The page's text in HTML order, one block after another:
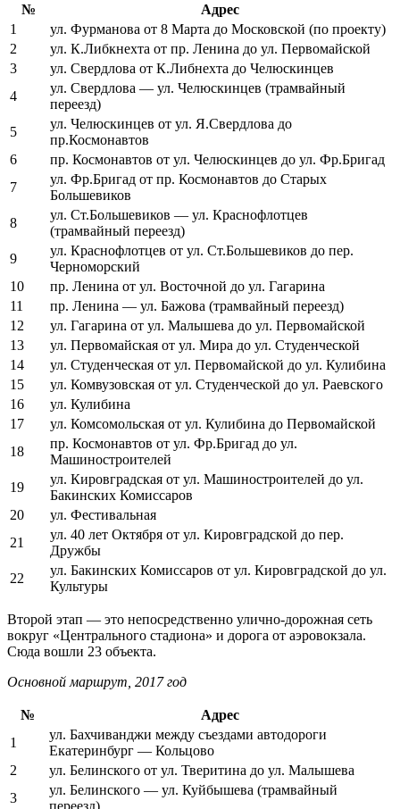
№
Адрес
1
ул. Фурманова от 8 Марта до Московской (по проекту)
2
ул. К.Либкнехта от пр. Ленина до ул. Первомайской
3
ул. Свердлова от К.Либнехта до Челюскинцев
4
ул. Свердлова — ул. Челюскинцев (трамвайный
переезд)
5
ул. Челюскинцев от ул. Я.Свердлова до
пр.Космонавтов
6
пр. Космонавтов от ул. Челюскинцев до ул. Фр.Бригад
7
ул. Фр.Бригад от пр. Космонавтов до Старых
Большевиков
8
ул. Ст.Большевиков — ул. Краснофлотцев
(трамвайный переезд)
9
ул. Краснофлотцев от ул. Ст.Большевиков до пер.
Черноморский
10
пр. Ленина от ул. Восточной до ул. Гагарина
11
пр. Ленина — ул. Бажова (трамвайный переезд)
12
ул. Гагарина от ул. Малышева до ул. Первомайской
13
ул. Первомайская от ул. Мира до ул. Студенческой
14
ул. Студенческая от ул. Первомайской до ул. Кулибина
15
ул. Комвузовская от ул. Студенческой до ул. Раевского
16
ул. Кулибина
17
ул. Комсомольская от ул. Кулибина до Первомайской
18
пр. Космонавтов от ул. Фр.Бригад до ул.
Машиностроителей
19
ул. Кировградская от ул. Машиностроителей до ул.
Бакинских Комиссаров
20
ул. Фестивальная
21
ул. 40 лет Октября от ул. Кировградской до пер.
Дружбы
22
ул. Бакинских Комиссаров от ул. Кировградской до ул.
Культуры
Второй этап — это непосредственно улично-дорожная сеть
вокруг «Центрального стадиона» и дорога от аэровокзала.
Сюда вошли 23 объекта.
Основной маршрут, 2017 год
№
Адрес
1
ул. Бахчиванджи между съездами автодороги
Екатеринбург — Кольцово
2
ул. Белинского от ул. Тверитина до ул. Малышева
3
ул. Белинского — ул. Куйбышева (трамвайный
переезд)